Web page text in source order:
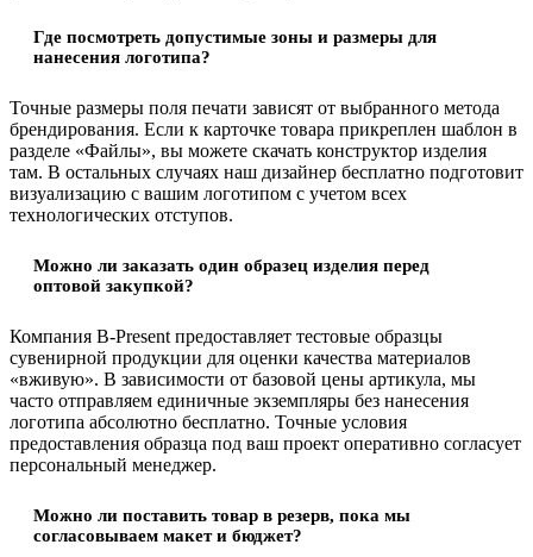
Где посмотреть допустимые зоны и размеры для
нанесения логотипа?
Точные размеры поля печати зависят от выбранного метода
брендирования. Если к карточке товара прикреплен шаблон в
разделе «Файлы», вы можете скачать конструктор изделия
там. В остальных случаях наш дизайнер бесплатно подготовит
визуализацию с вашим логотипом с учетом всех
технологических отступов.
Можно ли заказать один образец изделия перед
оптовой закупкой?
Компания B-Present предоставляет тестовые образцы
сувенирной продукции для оценки качества материалов
«вживую». В зависимости от базовой цены артикула, мы
часто отправляем единичные экземпляры без нанесения
логотипа абсолютно бесплатно. Точные условия
предоставления образца под ваш проект оперативно согласует
персональный менеджер.
Можно ли поставить товар в резерв, пока мы
согласовываем макет и бюджет?